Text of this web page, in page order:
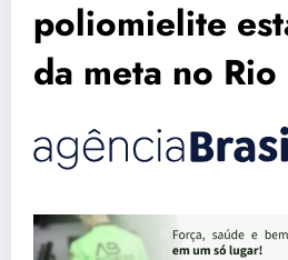
poliomielite
da meta no